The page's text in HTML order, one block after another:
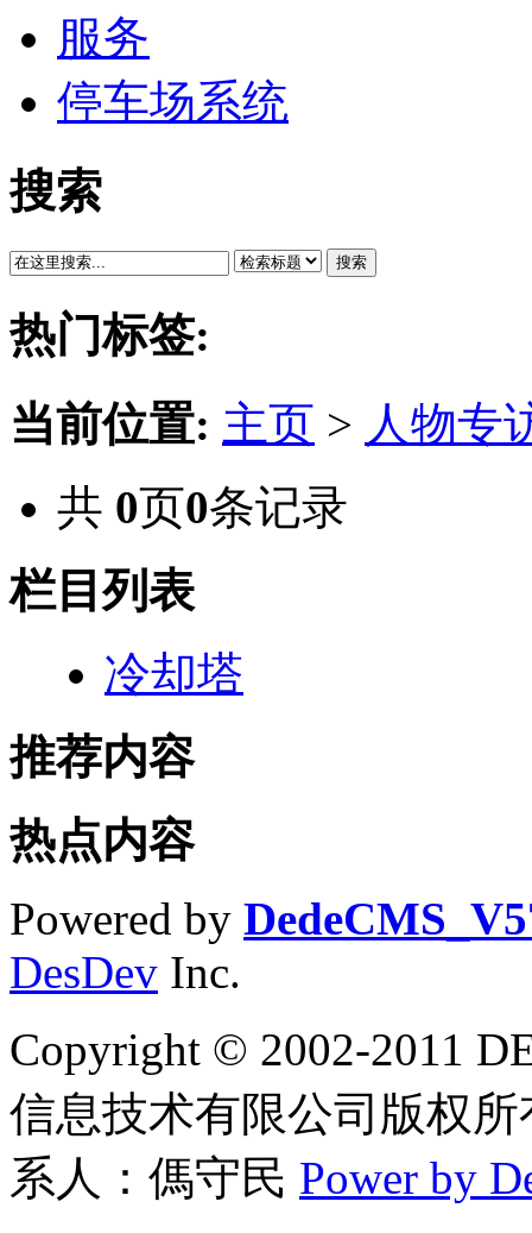
服务
停车场系统
搜索
搜索
热门标签:
当前位置: 主页 > 人物专
共 0页0条记录
栏目列表
冷却塔
推荐内容
热点内容
Powered by
DesDev Inc.
Copyright © 2002-2011
信息技术有限公司版权所
系人：傌守民 Power by